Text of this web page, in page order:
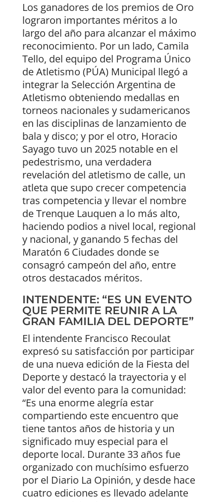
Los ganadores de los premios de Oro
lograron importantes méritos a lo
largo del año para alcanzar el máximo
reconocimiento. Por un lado, Camila
Tello, del equipo del Programa Único
de Atletismo (PÚA) Municipal llegó a
integrar la Selección Argentina de
Atletismo obteniendo medallas en
torneos nacionales y sudamericanos
en las disciplinas de lanzamiento de
bala y disco; y por el otro, Horacio
Sayago tuvo un 2025 notable en el
pedestrismo, una verdadera
revelación del atletismo de calle, un
atleta que supo crecer competencia
tras competencia y llevar el nombre
de Trenque Lauquen a lo más alto,
haciendo podios a nivel local, regional
y nacional, y ganando 5 fechas del
Maratón 6 Ciudades donde se
consagró campeón del año, entre
otros destacados méritos.
INTENDENTE: “ES UN EVENTO
QUE PERMITE REUNIR A LA
GRAN FAMILIA DEL DEPORTE”
El intendente Francisco Recoulat
expresó su satisfacción por participar
de una nueva edición de la Fiesta del
Deporte y destacó la trayectoria y el
valor del evento para la comunidad:
“Es una enorme alegría estar
compartiendo este encuentro que
tiene tantos años de historia y un
significado muy especial para el
deporte local. Durante 33 años fue
organizado con muchísimo esfuerzo
por el Diario La Opinión, y desde hace
cuatro ediciones es llevado adelante